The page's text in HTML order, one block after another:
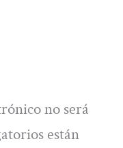
no será
están